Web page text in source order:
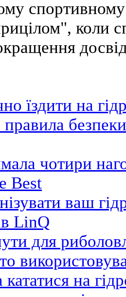
спортивному
коли
їздити на
правила
чотири
Best
ваш
LinQ
для
на